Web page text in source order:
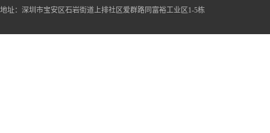
地址：深圳市宝安区石岩街道上排社区爱群路同富裕工业区1-5栋